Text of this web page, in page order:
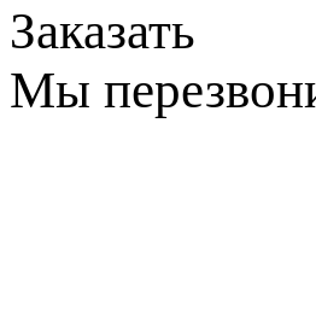
Заказать
Мы